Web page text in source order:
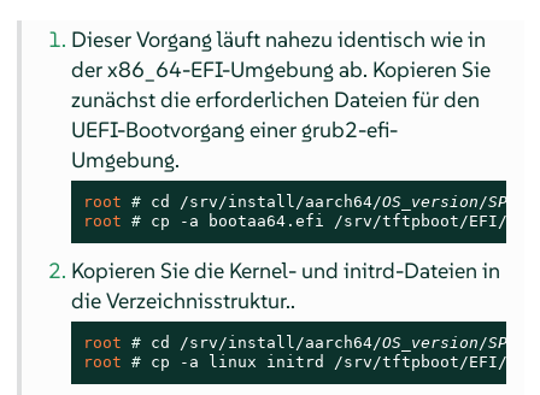
Dieser Vorgang läuft nahezu identisch wie in
der x86_64-EFI-Umgebung ab. Kopieren Sie
zunächst die erforderlichen Dateien für den
UEFI-Bootvorgang einer grub2-efi-
Umgebung.
root # cd /srv/install/aarch64/OS_version /
root # cp -a bootaa64.efi /srv/tftpboot/EFI/
Kopieren Sie die Kernel- und initrd-Dateien in
die Verzeichnisstruktur..
root # cd /srv/install/aarch64/OS_version /
root # cp -a linux initrd /srv/tftpboot/EFI/